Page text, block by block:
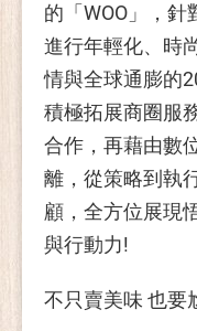
的「WOO」，
進行年輕化、時
情與全球通膨的
積極拓展商圈服
合作，再藉由數
離，從策略到執
顧，全方位展現
與行動力!
不只賣美味 也要